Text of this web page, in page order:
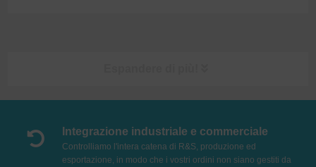
Integrazione industriale e commerciale
Controlliamo l'intera catena di R&S, produzione ed
esportazione, in modo che i vostri ordini non siano gestiti da